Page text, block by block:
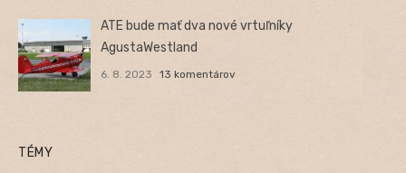
ATE bude mať dva nové vrtuľníky
AgustaWestland
6. 8. 2023 13 komentárov
TÉMY